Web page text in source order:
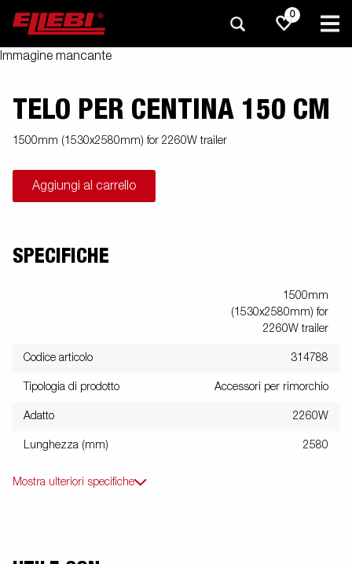
0
Immagine mancante
TELO PER CENTINA 150 CM
1500mm (1530x2580mm) for 2260W trailer
Aggiungi al carrello
SPECIFICHE
1500mm
(1530x2580mm) for
2260W trailer
Codice articolo 314788
Tipologia di prodotto Accessori per rimorchio
Adatto 2260W
Lunghezza (mm) 2580
Mostra ulteriori specifiche